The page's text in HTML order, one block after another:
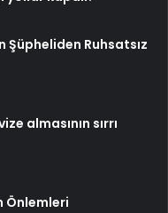
Şüpheliden Ruhsatsız
almasının sırrı
Önlemleri